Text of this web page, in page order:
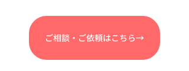
ご相談・ご依頼はこちら→